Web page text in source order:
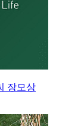
장모상